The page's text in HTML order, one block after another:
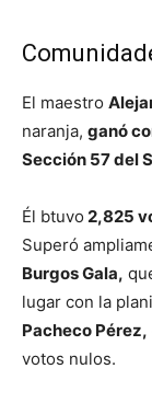
El maestro
naranja, ganó
Sección 57 del
Él btuvo 2,825
Superó
Burgos Gala,
lugar con la
Pacheco Pérez,
votos nulos.